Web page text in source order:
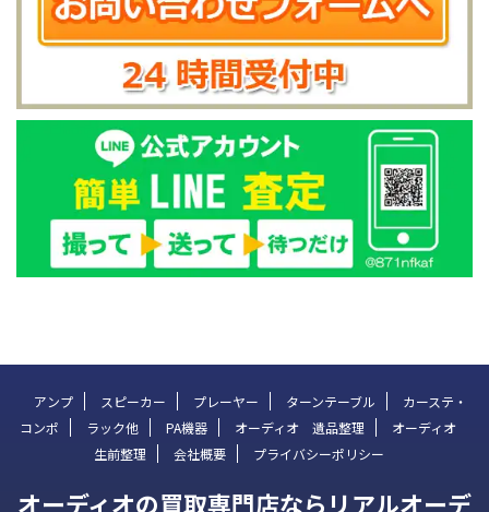
アンプ スピーカー プレーヤー ターンテーブル
カーステ・
コンポ
ラック他 PA機器 オーディオ 遺品整理
オーディオ
生前整理
会社概要 プライバシーポリシー
オーディオの買取専門店ならリアルオーデ